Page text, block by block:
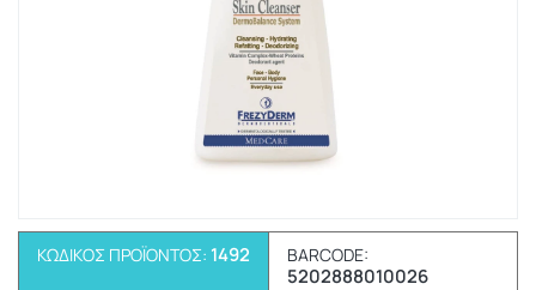
ΚΩΔΙΚΌΣ ΠΡΟΪΌΝΤΟΣ: 1492 BARCODE:
5202888010026